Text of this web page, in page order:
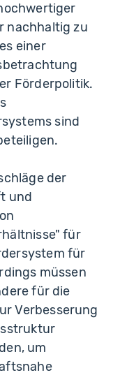
nachhaltig zu
einer
Förderpolitik.
sind
der
und
für
für
müssen
für die
Verbesserung
um